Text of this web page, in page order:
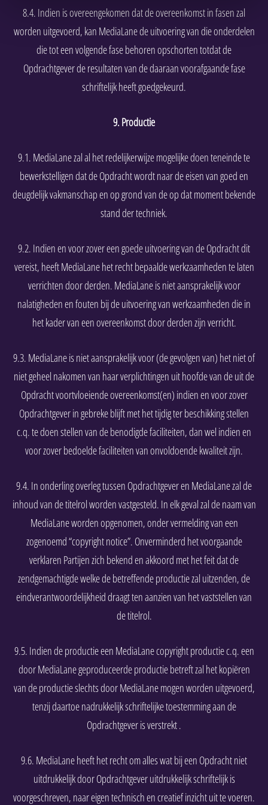
8.4. Indien is overeengekomen dat de overeenkomst in fasen zal
worden uitgevoerd, kan MediaLane de uitvoering van die onderdelen
die tot een volgende fase behoren opschorten totdat de
Opdrachtgever de resultaten van de daaraan voorafgaande fase
schriftelijk heeft goedgekeurd.
9. Productie
9.1. MediaLane zal al het redelijkerwijze mogelijke doen teneinde te
bewerkstelligen dat de Opdracht wordt naar de eisen van goed en
deugdelijk vakmanschap en op grond van de op dat moment bekende
stand der techniek.
9.2. Indien en voor zover een goede uitvoering van de Opdracht dit
vereist, heeft MediaLane het recht bepaalde werkzaamheden te laten
verrichten door derden. MediaLane is niet aansprakelijk voor
nalatigheden en fouten bij de uitvoering van werkzaamheden die in
het kader van een overeenkomst door derden zijn verricht.
9.3. MediaLane is niet aansprakelijk voor (de gevolgen van) het niet of
niet geheel nakomen van haar verplichtingen uit hoofde van de uit de
Opdracht voortvloeiende overeenkomst(en) indien en voor zover
Opdrachtgever in gebreke blijft met het tijdig ter beschikking stellen
c.q. te doen stellen van de benodigde faciliteiten, dan wel indien en
voor zover bedoelde faciliteiten van onvoldoende kwaliteit zijn.
9.4. In onderling overleg tussen Opdrachtgever en MediaLane zal de
inhoud van de titelrol worden vastgesteld. In elk geval zal de naam van
MediaLane worden opgenomen, onder vermelding van een
zogenoemd “copyright notice”. Onverminderd het voorgaande
verklaren Partijen zich bekend en akkoord met het feit dat de
zendgemachtigde welke de betreffende productie zal uitzenden, de
eindverantwoordelijkheid draagt ten aanzien van het vaststellen van
de titelrol.
9.5. Indien de productie een MediaLane copyright productie c.q. een
door MediaLane geproduceerde productie betreft zal het kopiëren
van de productie slechts door MediaLane mogen worden uitgevoerd,
tenzij daartoe nadrukkelijk schriftelijke toestemming aan de
Opdrachtgever is verstrekt .
9.6. MediaLane heeft het recht om alles wat bij een Opdracht niet
uitdrukkelijk door Opdrachtgever uitdrukkelijk schriftelijk is
voorgeschreven, naar eigen technisch en creatief inzicht uit te voeren.